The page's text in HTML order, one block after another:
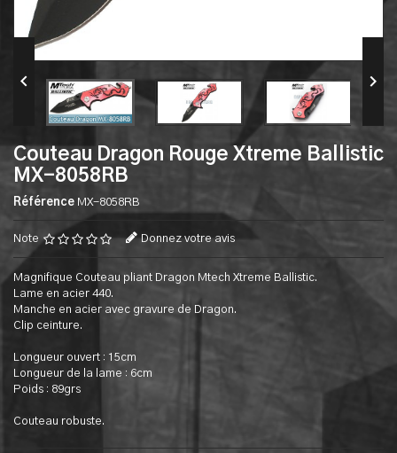
 
Couteau Dragon Rouge Xtreme Ballistic
MX-8058RB
Référence MX-8058RB
Note Donnez votre avis
Magnifique Couteau pliant Dragon Mtech Xtreme Ballistic.
Lame en acier 440.
Manche en acier avec gravure de Dragon.
Clip ceinture.
Longueur ouvert : 15cm
Longueur de la lame : 6cm
Poids : 89grs
Couteau robuste.